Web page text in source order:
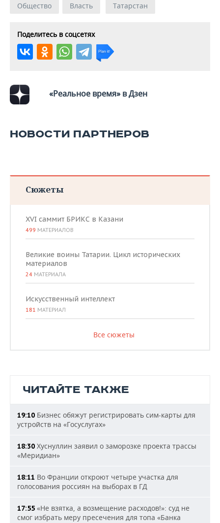
Общество Власть Татарстан
Поделитесь в соцсетях
«Реальное время» в Дзен
НОВОСТИ ПАРТНЕРОВ
Сюжеты
XVI саммит БРИКС в Казани
499 МАТЕРИАЛОВ
Великие воины Татарии. Цикл исторических
материалов
24 МАТЕРИАЛА
Искусственный интеллект
181 МАТЕРИАЛ
Все сюжеты
ЧИТАЙТЕ ТАКЖЕ
19:10 Бизнес обяжут регистрировать сим-карты для
устройств на «Госуслугах»
18:30 Хуснуллин заявил о заморозке проекта трассы
«Меридиан»
18:11 Во Франции откроют четыре участка для
голосования россиян на выборах в ГД
17:55 «Не взятка, а возмещение расходов!»: суд не
смог избрать меру пресечения для топа «Банка